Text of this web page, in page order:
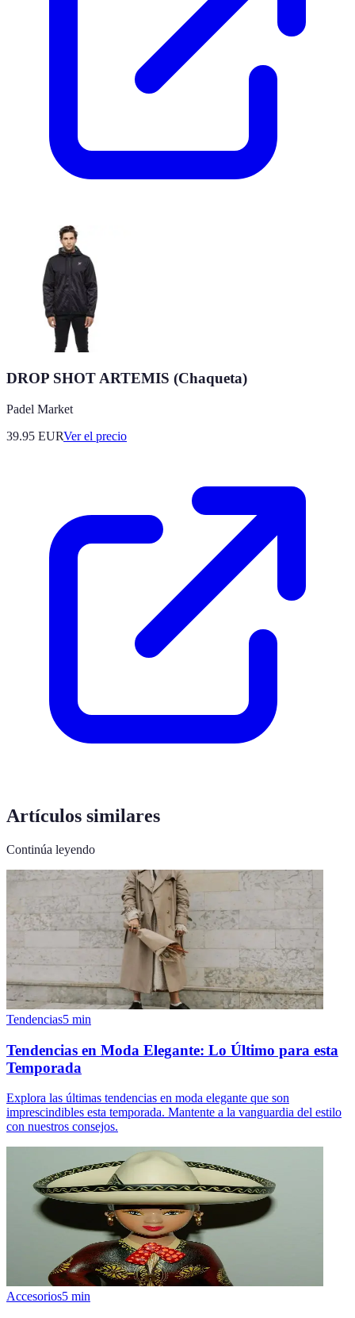
DROP SHOT ARTEMIS (Chaqueta)
Padel Market
39.95 EURVer el precio
Artículos similares
Continúa leyendo
Tendencias5 min
Tendencias en Moda Elegante: Lo Último para esta
Temporada
Explora las últimas tendencias en moda elegante que son
imprescindibles esta temporada. Mantente a la vanguardia del estilo
con nuestros consejos.
Accesorios5 min